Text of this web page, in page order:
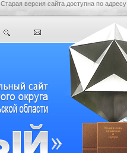
Старая версия сайта доступна по адресу